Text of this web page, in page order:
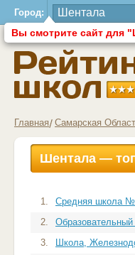
Город:
Вы смотрите сайт для
Главная Самарская
Шентала —
1.
Средняя школа
2.
3.
Школа,